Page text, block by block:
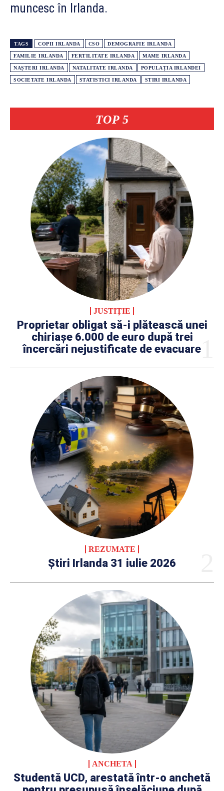
TOP 5
JUSTIȚIE
Proprietar obligat să-i plătească unei
chiriașe 6.000 de euro după trei
încercări nejustificate de evacuare
REZUMATE
Știri Irlanda 31 iulie 2026
ANCHETA
Studentă UCD, arestată într-o anchetă
muncesc în Irlanda.
TAGS COPII IRLANDA CSO DEMOGRAFIE IRLANDA
FAMILIE IRLANDA FERTILITATE IRLANDA MAME IRLANDA
NAȘTERI IRLANDA NATALITATE IRLANDA POPULAȚIA IRLANDEI
SOCIETATE IRLANDA STATISTICI IRLANDA STIRI IRLANDA